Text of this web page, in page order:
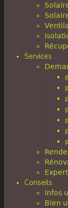
Services
Conseils
Infos
Bien